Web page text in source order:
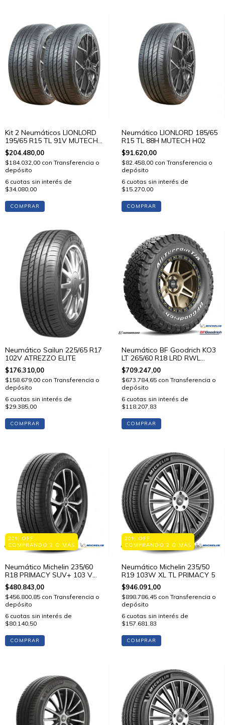
Kit 2 Neumáticos LIONLORD
195/65 R15 TL 91V MUTECH
H02
$204.480,00
$184.032,00 con Transferencia o
depósito
6 cuotas sin interés de
$34.080,00
COMPRAR
Neumático LIONLORD 185/65
R15 TL 88H MUTECH H02
$91.620,00
$82.458,00 con Transferencia o
depósito
6 cuotas sin interés de
$15.270,00
COMPRAR
Neumático Sailun 225/65 R17
102V ATREZZO ELITE
$176.310,00
$158.679,00 con Transferencia o
depósito
6 cuotas sin interés de
$29.385,00
COMPRAR
Neumático BF Goodrich KO3
LT 265/60 R18 LRD RWL
114/110 STD
$709.247,00
$673.784,65 con Transferencia o
depósito
6 cuotas sin interés de
$118.207,83
COMPRAR
20% OFF
COMPRANDO 2 O MÁS
Neumático Michelin 235/60
R18 PRIMACY SUV+ 103 V
STD
$480.843,00
$456.800,85 con Transferencia o
depósito
6 cuotas sin interés de
$80.140,50
COMPRAR
20% OFF
COMPRANDO 2 O MÁS
Neumático Michelin 235/50
R19 103W XL TL PRIMACY 5
$946.091,00
$898.786,45 con Transferencia o
depósito
6 cuotas sin interés de
$157.681,83
COMPRAR